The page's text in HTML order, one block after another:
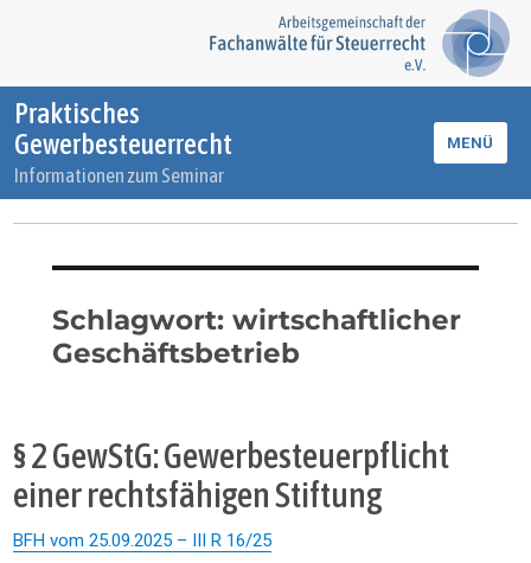
Praktisches
Gewerbesteuerrecht
Informationen zum Seminar
MENÜ
Schlagwort: wirtschaftlicher
Geschäftsbetrieb
§ 2 GewStG: Gewerbesteuerpflicht
einer rechtsfähigen Stiftung
BFH vom 25.09.2025 – III R 16/25